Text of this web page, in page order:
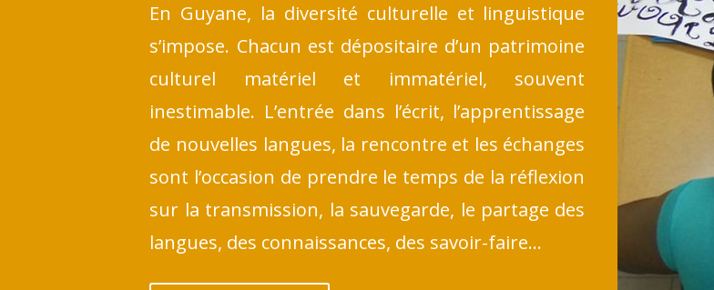
En Guyane, la diversité culturelle et linguistique
s’impose. Chacun est dépositaire d’un patrimoine
culturel matériel et immatériel, souvent
inestimable. L’entrée dans l’écrit, l’apprentissage
de nouvelles langues, la rencontre et les échanges
sont l’occasion de prendre le temps de la réflexion
sur la transmission, la sauvegarde, le partage des
langues, des connaissances, des savoir-faire…